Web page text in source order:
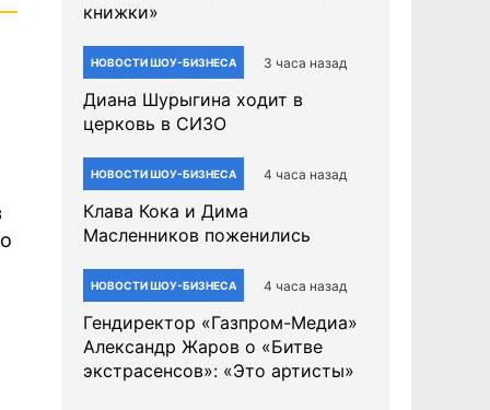
книжки»
НОВОСТИ ШОУ-БИЗНЕСА 3 часа назад
Диана Шурыгина ходит в
церковь в СИЗО
НОВОСТИ ШОУ-БИЗНЕСА 4 часа назад
Клава Кока и Дима
Масленников поженились
НОВОСТИ ШОУ-БИЗНЕСА 4 часа назад
Гендиректор «Газпром-Медиа»
Александр Жаров о «Битве
экстрасенсов»: «Это артисты»